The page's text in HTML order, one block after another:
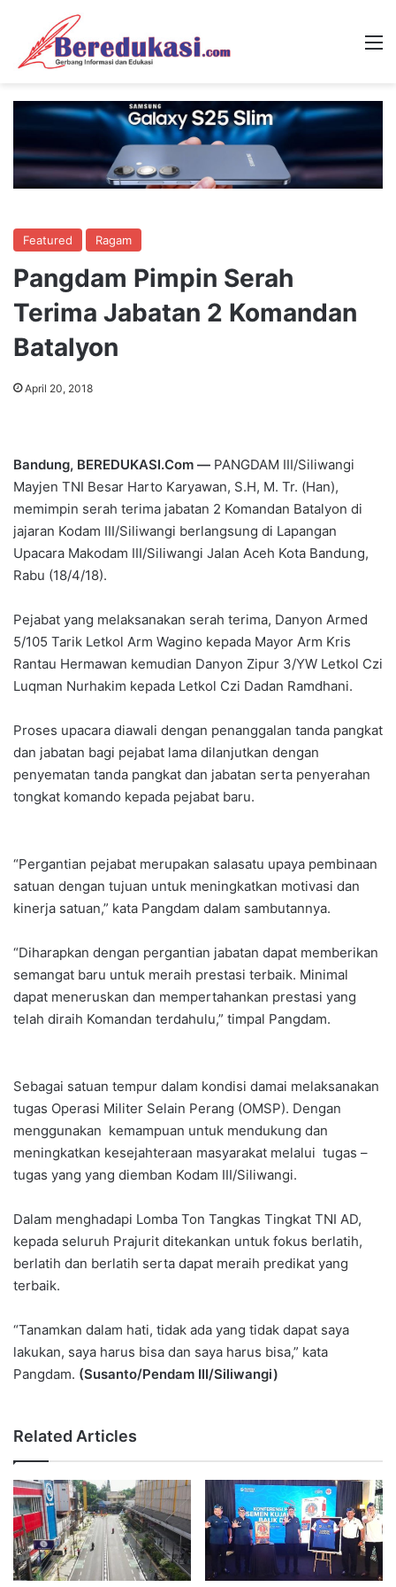
Featured Ragam
Pangdam Pimpin Serah
Terima Jabatan 2 Komandan
Batalyon
April 20, 2018
Bandung, BEREDUKASI.Com — PANGDAM III/Siliwangi
Mayjen TNI Besar Harto Karyawan, S.H, M. Tr. (Han),
memimpin serah terima jabatan 2 Komandan Batalyon di
jajaran Kodam III/Siliwangi berlangsung di Lapangan
Upacara Makodam III/Siliwangi Jalan Aceh Kota Bandung,
Rabu (18/4/18).
Pejabat yang melaksanakan serah terima, Danyon Armed
5/105 Tarik Letkol Arm Wagino kepada Mayor Arm Kris
Rantau Hermawan kemudian Danyon Zipur 3/YW Letkol Czi
Luqman Nurhakim kepada Letkol Czi Dadan Ramdhani.
Proses upacara diawali dengan penanggalan tanda pangkat
dan jabatan bagi pejabat lama dilanjutkan dengan
penyematan tanda pangkat dan jabatan serta penyerahan
tongkat komando kepada pejabat baru.
“Pergantian pejabat merupakan salasatu upaya pembinaan
satuan dengan tujuan untuk meningkatkan motivasi dan
kinerja satuan,” kata Pangdam dalam sambutannya.
“Diharapkan dengan pergantian jabatan dapat memberikan
semangat baru untuk meraih prestasi terbaik. Minimal
dapat meneruskan dan mempertahankan prestasi yang
telah diraih Komandan terdahulu,” timpal Pangdam.
Sebagai satuan tempur dalam kondisi damai melaksanakan
tugas Operasi Militer Selain Perang (OMSP). Dengan
menggunakan kemampuan untuk mendukung dan
meningkatkan kesejahteraan masyarakat melalui tugas –
tugas yang yang diemban Kodam III/Siliwangi.
Dalam menghadapi Lomba Ton Tangkas Tingkat TNI AD,
kepada seluruh Prajurit ditekankan untuk fokus berlatih,
berlatih dan berlatih serta dapat meraih predikat yang
terbaik.
“Tanamkan dalam hati, tidak ada yang tidak dapat saya
lakukan, saya harus bisa dan saya harus bisa,” kata
Pangdam. (Susanto/Pendam III/Siliwangi)
Related Articles